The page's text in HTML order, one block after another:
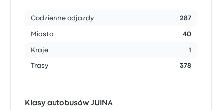
Codzienne odjazdy 287
Miasta 40
Kraje 1
Trasy 378
Klasy autobusów JUINA